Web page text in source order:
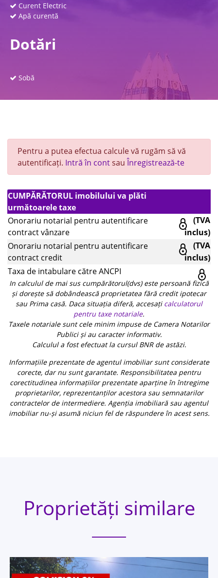
Curent Electric
Apă curentă
Dotări
Sobă
Pentru a putea efectua calcule vă rugăm să vă
autentificați. Intră în contsauÎnregistrează-te
CUMPĂRĂTORUL imobilului va plăti
următoarele taxe
Onorariu notarial pentru autentificare
contract vânzare
(TVA
inclus)
Onorariu notarial pentru autentificare
contract credit
(TVA
inclus)
Taxa de intabulare către ANCPI
In calculul de mai sus cumpărătorul(dvs) este persoană fizică
și dorește să dobândească proprietatea fără credit ipotecar
sau Prima casă. Daca situația diferă, accesați calculatorul
pentru taxe notariale.
Taxele notariale sunt cele minim impuse de Camera Notarilor
Publici și au caracter informativ.
Calculul a fost efectuat la cursul BNR de astăzi.
Informațiile prezentate de agentul imobiliar sunt considerate
corecte, dar nu sunt garantate. Responsibilitatea pentru
corectitudinea informațiilor prezentate aparține în întregime
proprietarilor, reprezentanților acestora sau semnatarilor
contractelor de intermediere. Agenția imobiliară sau agentul
imobiliar nu-și asumă niciun fel de răspundere în acest sens.
Proprietăți similare